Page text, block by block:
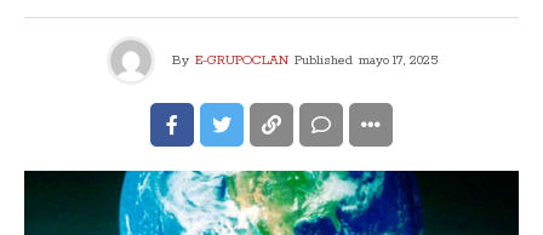
By E-GRUPOCLAN Published mayo 17, 2025